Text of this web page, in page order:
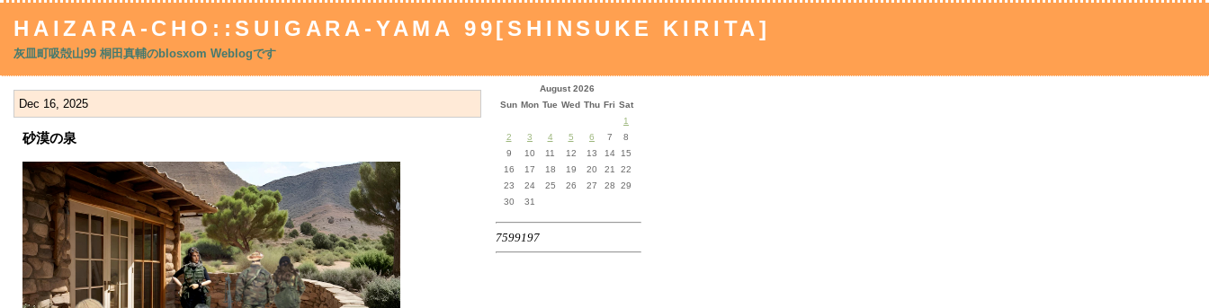
HAIZARA-CHO::SUIGARA-YAMA 99[SHINSUKE KIRITA]
灰皿町吸殻山99 桐田真輔のblosxom Weblogです
Dec 16, 2025
砂漠の泉
August 2026
Sun Mon Tue Wed Thu Fri Sat
1
2
3 4 5 6 7
8
9
10 11 12 13 14
15
16
17 18 19 20 21
22
23
24 25 26 27 28
29
30
31
7599197